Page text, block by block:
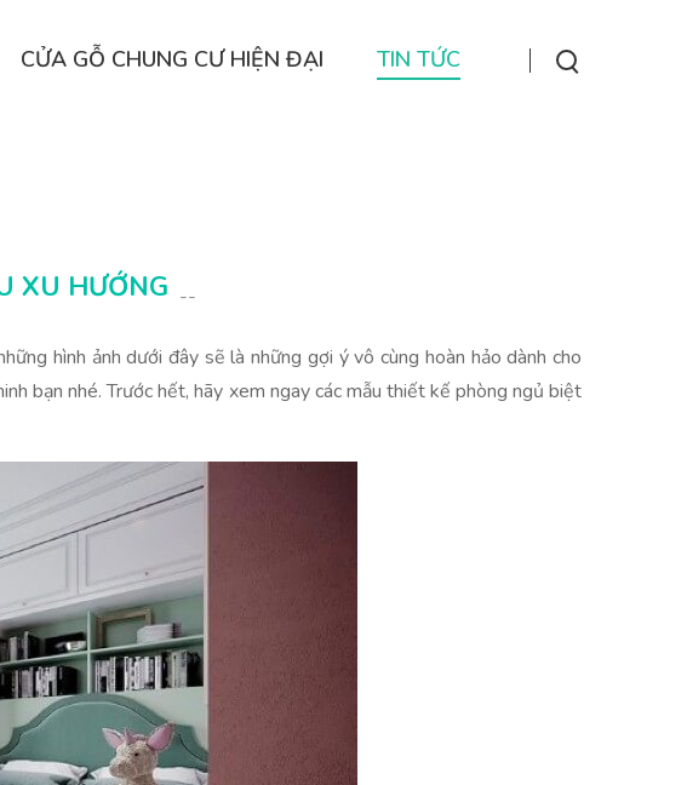
CỬA GỖ CHUNG CƯ HIỆN ĐẠI TIN TỨC
XU HƯỚNG --
hình ảnh dưới đây sẽ là những gợi ý vô cùng hoàn hảo dành cho
bạn nhé. Trước hết, hãy xem ngay các mẫu thiết kế phòng ngủ biệt